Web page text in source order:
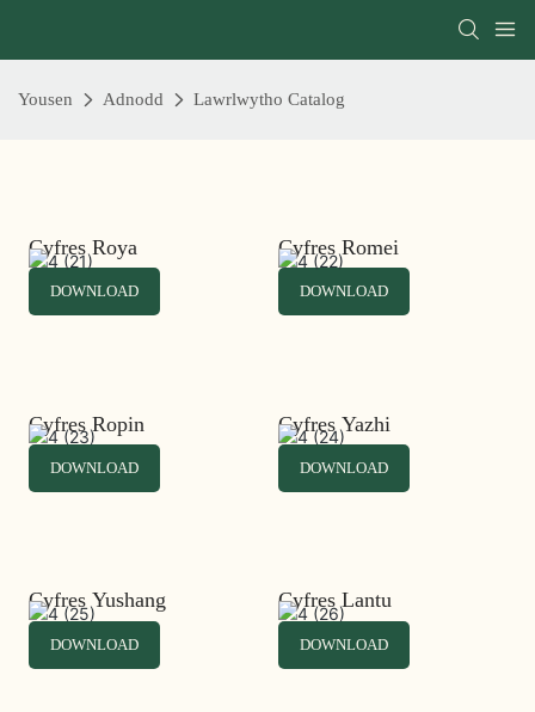
Yousen Adnodd Lawrlwytho Catalog
Cyfres Roya
DOWNLOAD
Cyfres Romei
DOWNLOAD
Cyfres Ropin
DOWNLOAD
Cyfres Yazhi
DOWNLOAD
Cyfres Yushang
DOWNLOAD
Cyfres Lantu
DOWNLOAD